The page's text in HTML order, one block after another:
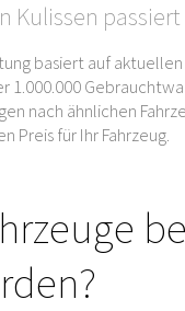
Kulissen passiert
basiert auf
1.000.000
nach ähnlichen
Preis für Ihr Fahrzeug.